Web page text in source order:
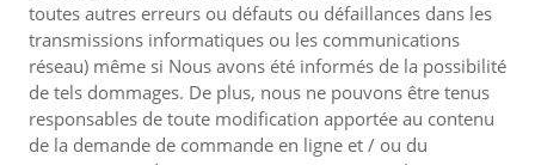
toutes autres erreurs ou défauts ou défaillances dans les
transmissions informatiques ou les communications
réseau) même si Nous avons été informés de la possibilité
de tels dommages. De plus, nous ne pouvons être tenus
responsables de toute modification apportée au contenu
de la demande de commande en ligne et / ou du